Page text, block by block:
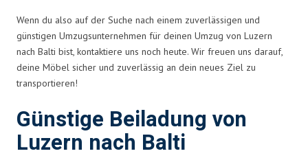
Wenn du also auf der Suche nach einem zuverlässigen und
günstigen Umzugsunternehmen für deinen Umzug von Luzern
nach Balti bist, kontaktiere uns noch heute. Wir freuen uns darauf,
deine Möbel sicher und zuverlässig an dein neues Ziel zu
transportieren!
Günstige Beiladung von
Luzern nach Balti